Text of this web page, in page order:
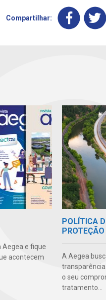
Compartilhar:
Aegea e fique
acontecem
POLÍTICA
A Aegea
o seu
tratamento...